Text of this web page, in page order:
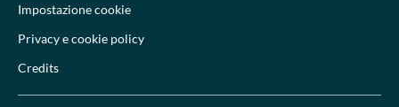
Impostazione cookie
Privacy e cookie policy
Credits